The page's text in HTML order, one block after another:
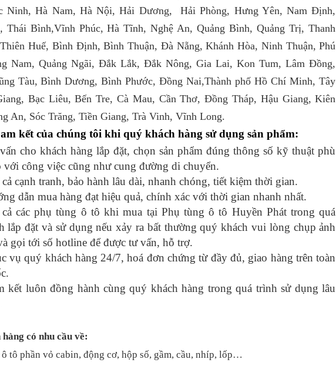
Ninh, Hà Nam, Hà Nội, Hải Dương, Hải Phòng, Hưng Yên, Nam Định,
Thái Bình,Vĩnh Phúc, Hà Tĩnh, Nghệ An, Quảng Bình, Quảng Trị, Thanh
Huế, Bình Định, Bình Thuận, Đà Nẵng, Khánh Hòa, Ninh Thuận, Phú
Nam, Quảng Ngãi, Đắk Lắk, Đắk Nông, Gia Lai, Kon Tum, Lâm Đồng,
Tàu, Bình Dương, Bình Phước, Đồng Nai,Thành phố Hồ Chí Minh, Tây
Bạc Liêu, Bến Tre, Cà Mau, Cần Thơ, Đồng Tháp, Hậu Giang, Kiên
An, Sóc Trăng, Tiền Giang, Trà Vinh, Vĩnh Long.
kết của chúng tôi khi quý khách hàng sử dụng sản phẩm:
cho khách hàng lắp đặt, chọn sản phẩm đúng thông số kỹ thuật phù
với công việc cũng như cung đường di chuyển.
cạnh tranh, bảo hành lâu dài, nhanh chóng, tiết kiệm thời gian.
dẫn mua hàng đạt hiệu quả, chính xác với thời gian nhanh nhất.
cả các phụ tùng ô tô khi mua tại Phụ tùng ô tô Huyền Phát trong quá
lắp đặt và sử dụng nếu xảy ra bất thường quý khách vui lòng chụp ảnh
gọi tới số hotline để được tư vấn, hỗ trợ.
vụ quý khách hàng 24/7, hoá đơn chứng từ đầy đủ, giao hàng trên toàn
kết luôn đồng hành cùng quý khách hàng trong quá trình sử dụng lâu
có nhu cầu về:
tô phần vỏ cabin, động cơ, hộp số, gầm, cầu, nhíp, lốp…